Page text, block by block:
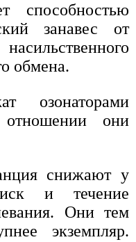
способностью
занавес от
обмена.
озонаторами
они
снижают у
и течение
Они тем
экземпляр.